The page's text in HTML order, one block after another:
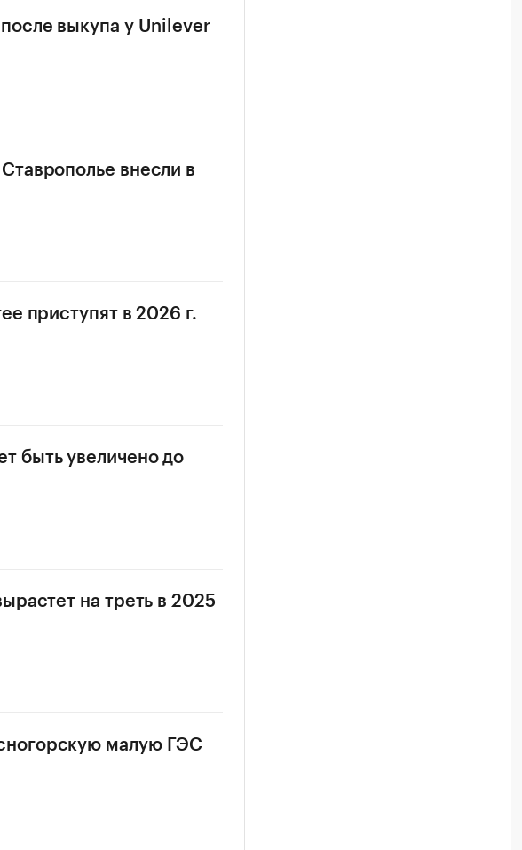
выкупа у Unilever
внесли в
приступят в 2026 г.
быть увеличено до
на треть в 2025
малую ГЭС